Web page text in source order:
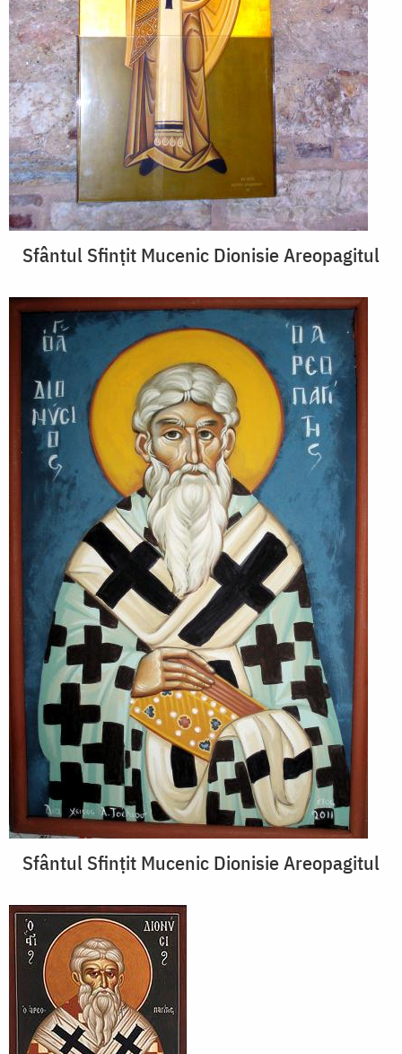
Sfântul Sfințit Mucenic Dionisie Areopagitul
Sfântul Sfințit Mucenic Dionisie Areopagitul